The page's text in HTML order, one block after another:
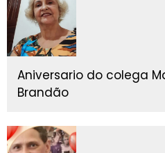
Aniversario do colega
Brandão